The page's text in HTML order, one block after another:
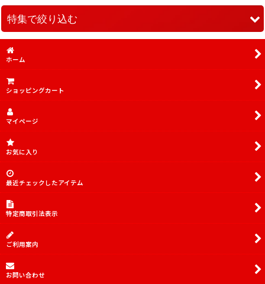
在庫あり
並び順:
特集で絞り込む
傷あり特価品
PSA10.9
デッキ販売
TORECARDSコラボデッキ
アイドルマスター シンデレラガールズ【UA55BT】
アイドルマスター シンデレラガールズ【UA55ST】
「マクロス」シリーズ Vol.2【EX14BT】
無職転生 〜異世界行ったら本気だす〜【UA54BT】
犬夜叉【UA50BT】
チェンソーマン【UA53BT】
ホーム
ショッピングカート
マイページ
お気に入り
最近チェックしたアイテム
特定商取引法表示
ご利用案内
お問い合わせ